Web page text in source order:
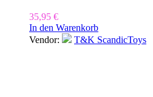
35,95 €
In den Warenkorb
Vendor:
T&K ScandicToys